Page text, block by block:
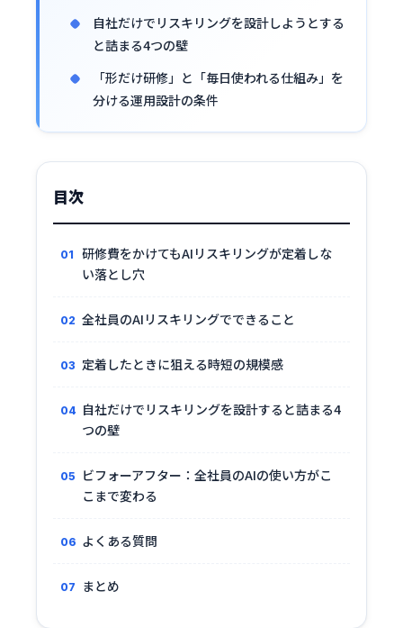
自社だけでリスキリングを設計しようとする
と詰まる4つの壁
「形だけ研修」と「毎日使われる仕組み」を
分ける運用設計の条件
目次
研修費をかけてもAIリスキリングが定着しな
い落とし穴
全社員のAIリスキリングでできること
定着したときに狙える時短の規模感
自社だけでリスキリングを設計すると詰まる4
つの壁
ビフォーアフター：全社員のAIの使い方がこ
こまで変わる
よくある質問
まとめ